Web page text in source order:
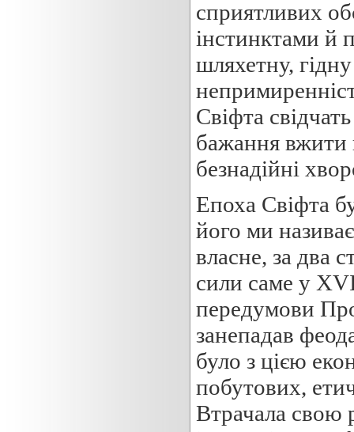
сприятливих
інстинктами й
шляхетну, гідну
Свіфта
бажання вжити
безнадійні
Епоха Свіфта
його ми
власне, за два
сили саме у
передумови
занепадав
було з цією
побутових,
Втрачала свою